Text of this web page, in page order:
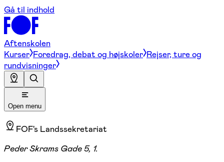
Gå til indhold
Aftenskolen
Kurser Foredrag, debat og højskoler Rejser, ture og
rundvisninger
Open menu
FOF's Landssekretariat
Peder Skrams Gade 5, 1.